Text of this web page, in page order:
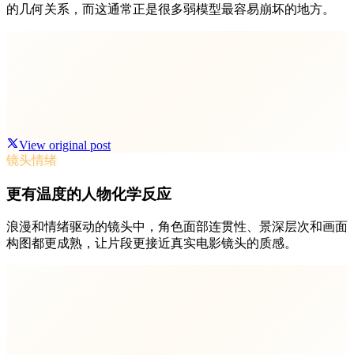
的几何关系，而这通常正是很多弱模型最容易崩坏的地方。
View original post
镜头情绪
更有温度的人物化学反应
浪漫和情绪驱动的镜头中，角色面部连贯性、景深层次和画面
构图都更成熟，让片段更接近真实电影镜头的质感。